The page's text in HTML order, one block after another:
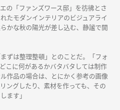
の「ファンズワース邸」を彷彿とさ
たモダンインテリアのビジュアライ
かな秋の陽光が差し込む、静謐で開
ずは整理整頓」とのことだ。「フォ
こに何があるかバタバタしては制作
作品の場合は、とにかく参考の画像
ングしたり、素材を作っても、その
ます」